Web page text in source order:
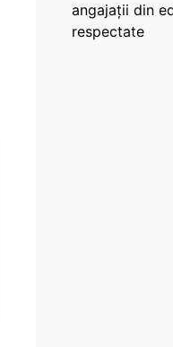
angajații din
respectate